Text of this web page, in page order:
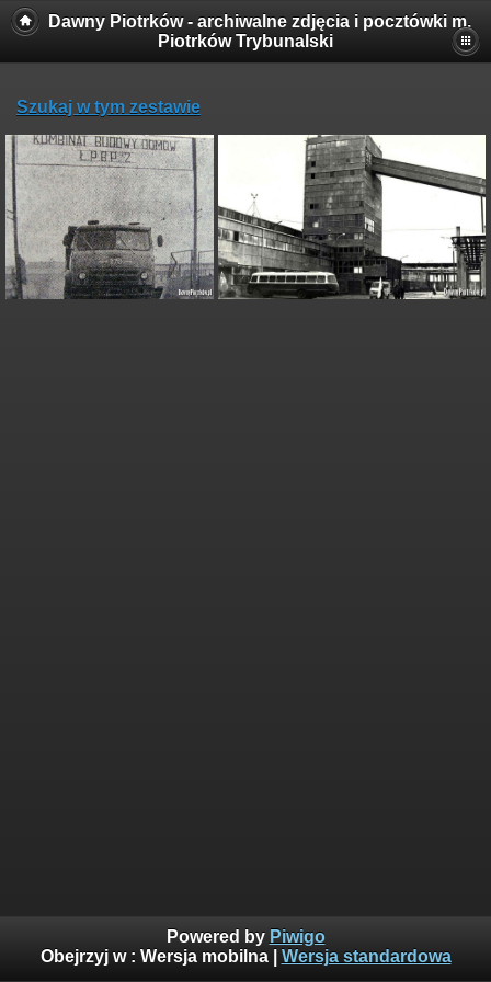
Dawny Piotrków - archiwalne zdjęcia i pocztówki m.
Piotrków Trybunalski
Szukaj w tym zestawie
Powered by Piwigo
Obejrzyj w : Wersja mobilna| Wersja standardowa